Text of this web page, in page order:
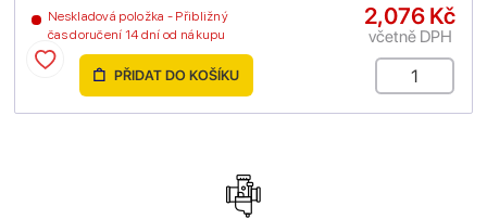
Neskladová položka - Přibližný
čas doručení 14 dní od nákupu
2,076 Kč
včetně DPH
PŘIDAT DO KOŠÍKU